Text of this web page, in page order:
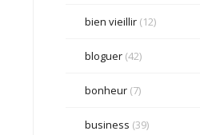
bien vieillir(12)
bloguer(42)
bonheur(7)
business (39)